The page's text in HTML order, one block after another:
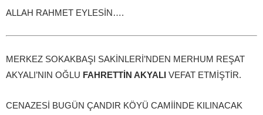
ALLAH RAHMET EYLESİN….
MERKEZ SOKAKBAŞI SAKİNLERİ’NDEN MERHUM REŞAT
AKYALI’NIN OĞLU FAHRETTİN AKYALI VEFAT ETMİŞTİR.
CENAZESİ BUGÜN ÇANDIR KÖYÜ CAMİİNDE KILINACAK